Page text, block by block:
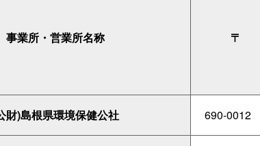
事業所・営業所名称 〒
財)島根県環境保健公社 690-0012